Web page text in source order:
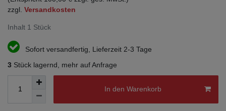
zzgl. Versandkosten
Inhalt 1 Stück
Sofort versandfertig, Lieferzeit 2-3 Tage
3 Stück lagernd, mehr auf Anfrage
In den Warenkorb